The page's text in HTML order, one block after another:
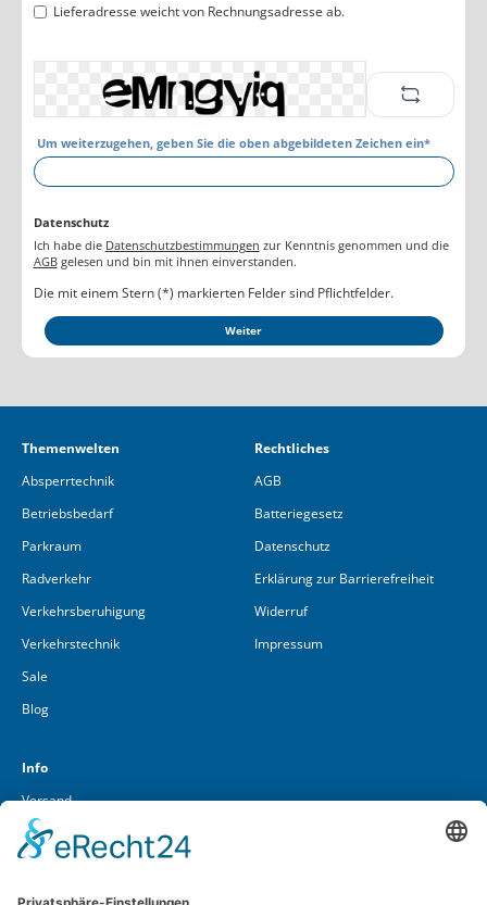
Lieferadresse weicht von Rechnungsadresse ab.
Um weiterzugehen, geben Sie die oben abgebildeten Zeichen ein*
Datenschutz
Ich habe die Datenschutzbestimmungen zur Kenntnis genommen und die
AGBgelesen und bin mit ihnen einverstanden.
Die mit einem Stern (*) markierten Felder sind Pflichtfelder.
Weiter
Themenwelten
Absperrtechnik
Betriebsbedarf
Parkraum
Radverkehr
Verkehrsberuhigung
Verkehrstechnik
Sale
Blog
Rechtliches
AGB
Batteriegesetz
Datenschutz
Erklärung zur Barrierefreiheit
Widerruf
Impressum
Info
Versand
Über uns
Cookieeinstellungen